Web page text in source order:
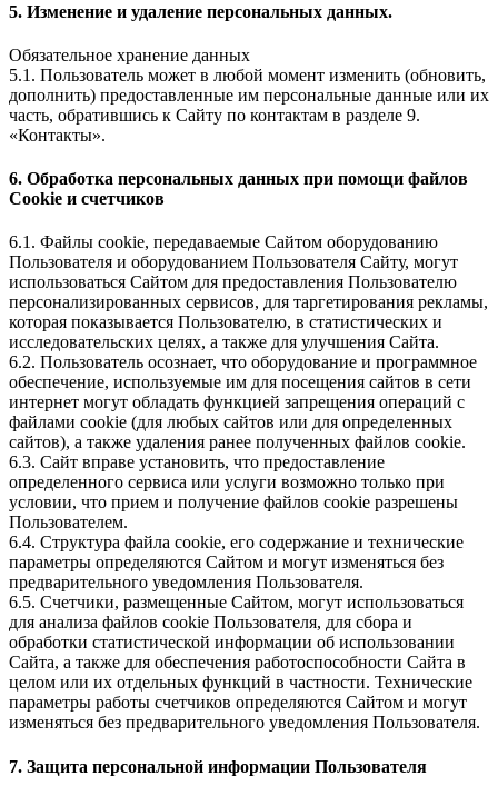
5. Изменение и удаление персональных данных.
Обязательное хранение данных
5.1. Пользователь может в любой момент изменить (обновить,
дополнить) предоставленные им персональные данные или их
часть, обратившись к Сайту по контактам в разделе 9.
«Контакты».
6. Обработка персональных данных при помощи файлов
Cookie и счетчиков
6.1. Файлы cookie, передаваемые Сайтом оборудованию
Пользователя и оборудованием Пользователя Сайту, могут
использоваться Сайтом для предоставления Пользователю
персонализированных сервисов, для таргетирования рекламы,
которая показывается Пользователю, в статистических и
исследовательских целях, а также для улучшения Сайта.
6.2. Пользователь осознает, что оборудование и программное
обеспечение, используемые им для посещения сайтов в сети
интернет могут обладать функцией запрещения операций с
файлами cookie (для любых сайтов или для определенных
сайтов), а также удаления ранее полученных файлов cookie.
6.3. Сайт вправе установить, что предоставление
определенного сервиса или услуги возможно только при
условии, что прием и получение файлов cookie разрешены
Пользователем.
6.4. Структура файла cookie, его содержание и технические
параметры определяются Сайтом и могут изменяться без
предварительного уведомления Пользователя.
6.5. Счетчики, размещенные Сайтом, могут использоваться
для анализа файлов cookie Пользователя, для сбора и
обработки статистической информации об использовании
Сайта, а также для обеспечения работоспособности Сайта в
целом или их отдельных функций в частности. Технические
параметры работы счетчиков определяются Сайтом и могут
изменяться без предварительного уведомления Пользователя.
7. Защита персональной информации Пользователя